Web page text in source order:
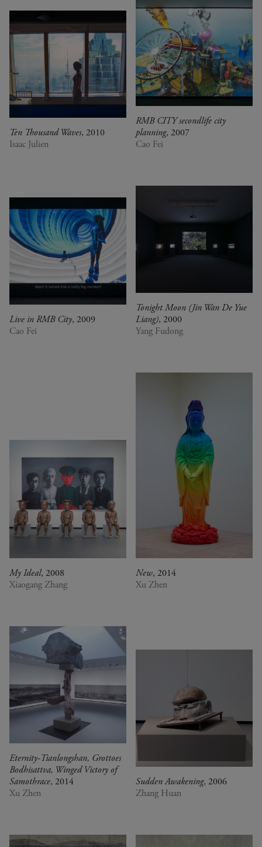
Ten Thousand Waves, 2010
Isaac Julien
RMB CITY secondlife city
planning, 2007
Cao Fei
Live in RMB City, 2009
Cao Fei
Tonight Moon (Jin Wan De Yue
Liang), 2000
Yang Fudong
My Ideal, 2008
Xiaogang Zhang
New, 2014
Xu Zhen
Eternity-Tianlongshan, Grottoes
Bodhisattva, Winged Victory of
Samothrace, 2014
Xu Zhen
Sudden Awakening, 2006
Zhang Huan